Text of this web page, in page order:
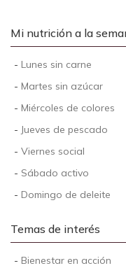
Mi nutrición a la
- Lunes sin carne
- Martes sin azúcar
- Miércoles de colores
- Jueves de pescado
- Viernes social
- Sábado activo
- Domingo de deleite
Temas de interés
- Bienestar en acción